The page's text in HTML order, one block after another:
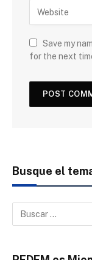
Save my
for the next
Busque el